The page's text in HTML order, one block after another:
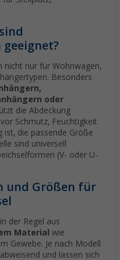
geeignet?
nicht nur für Wohnwagen,
Besonders
oder
die Abdeckung
Schmutz, Feuchtigkeit
ist, die passende Größe
sind universell
(V- oder U-
und Größen für
der Regel aus
Material wie
Gewebe. Je nach Modell
und lassen sich